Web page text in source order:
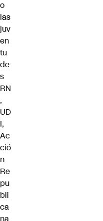
o
las
juv
en
tu
de
s
RN
,
UD
I,
Ac
ció
n
Re
pu
bli
ca
na